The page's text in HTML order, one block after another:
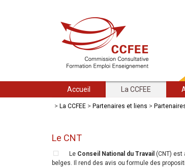
Accueil La CCFEE
> La CCFEE > Partenaires et liens >
Le CNT
Le Conseil National du Travail (CNT)
belges. Il rend des avis ou formule des